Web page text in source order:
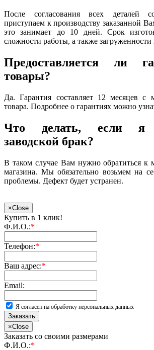
После согласования всех деталей
приступаем к производству заказанной
это занимает до 10 дней. Срок
сложности работы, а также загруженности
Предоставляется ли
товары?
Да. Гарантия составляет 12 месяцев с
товара. Подробнее о гарантиях можно
Что делать, если я
заводской брак?
В таком случае Вам нужно обратиться к
магазина. Мы обязательно возьмем на
проблемы. Дефект будет устранен.
×Close
Купить в 1 клик!
Ф.И.О.:*
Телефон:*
Ваш адрес:*
Email:
Я согласен на обработку персональных данных
Заказать
×Close
Заказать со своими размерами
Ф.И.О.:*